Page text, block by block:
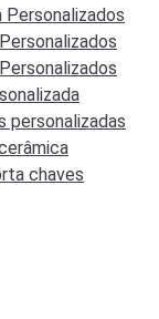
Personalizados
personalizadas
chaves